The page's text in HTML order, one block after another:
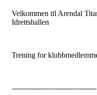
Velkommen til Arendal
Idrettshallen
Trening for
-----------------------------------